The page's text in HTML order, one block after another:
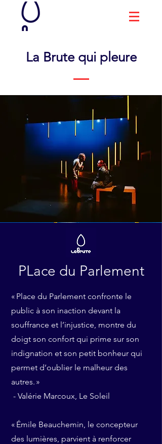
La Brute qui pleure
PLace du Parlement
« Place du Parlement confronte le
public à son inaction devant la
souffrance et l’injustice, montre du
doigt son confort qui prime sur son
indignation et son petit bonheur qui
permet d’oublier le malheur des
autres. »
- Valérie Marcoux, Le Soleil
« Émile Beauchemin, le concepteur
des lumières, parvient à renforcer